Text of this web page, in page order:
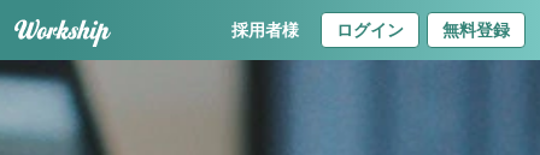
採用者様 ログイン 無料登録